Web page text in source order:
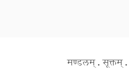
मण्डलम् . सूक्तम् .